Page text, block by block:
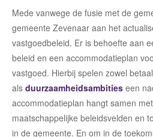
Mede vanwege de fusie met de
gemeente Zevenaar aan het
vastgoedbeleid. Er is behoefte aan
beleid en een accommodatieplan
vastgoed. Hierbij spelen zowel
als duurzaamheidsambities een
accommodatieplan hangt samen
maatschappelijke beleidsvelden en
in de gemeente. En om in de